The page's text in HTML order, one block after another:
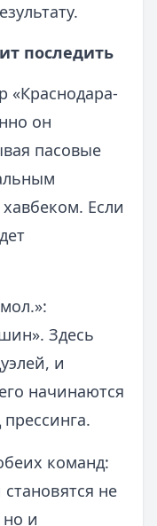
последить
«Краснодара-
он
пасовые
Если
Здесь
и
начинаются
команд:
не
и